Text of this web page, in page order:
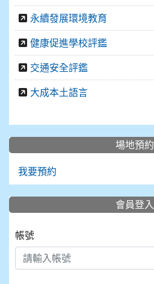
永續發展環境教育
健康促進學校評鑑
交通安全評鑑
大成本土語言
場地預約
我要預約
會員登入
帳號